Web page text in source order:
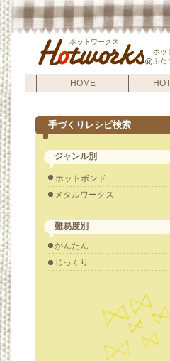
ホッ
ふた
ホットワークス
HOME
®
ジャンル別
ホットボンド
メタルワークス
難易度別
かんたん
じっくり
手づくりレシピ検索